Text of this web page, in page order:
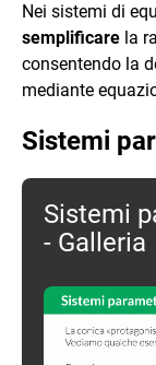
Nei sistemi di
semplificare la
consentendo la
mediante
Sistemi
Sistemi
- Galleria